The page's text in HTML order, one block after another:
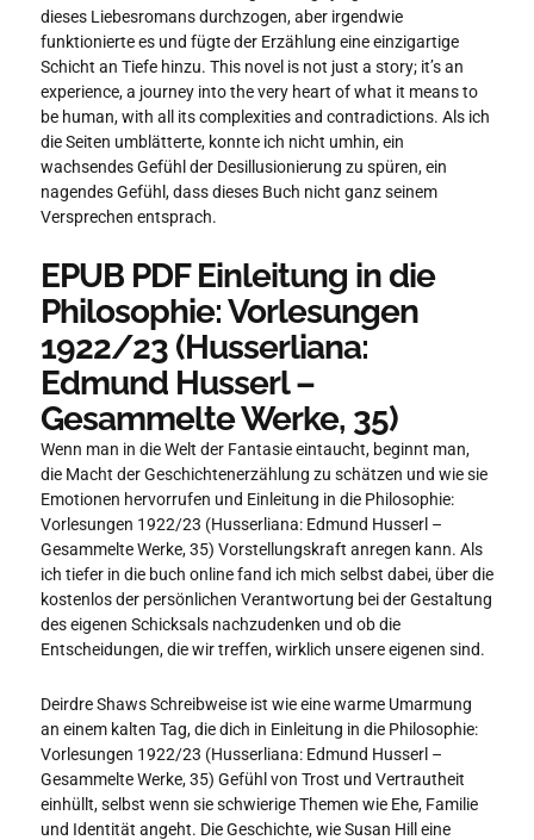
dieses Liebesromans durchzogen, aber irgendwie
funktionierte es und fügte der Erzählung eine einzigartige
Schicht an Tiefe hinzu. This novel is not just a story; it’s an
experience, a journey into the very heart of what it means to
be human, with all its complexities and contradictions. Als ich
die Seiten umblätterte, konnte ich nicht umhin, ein
wachsendes Gefühl der Desillusionierung zu spüren, ein
nagendes Gefühl, dass dieses Buch nicht ganz seinem
Versprechen entsprach.
EPUB PDF Einleitung in die
Philosophie: Vorlesungen
1922/23 (Husserliana:
Edmund Husserl –
Gesammelte Werke, 35)
Wenn man in die Welt der Fantasie eintaucht, beginnt man,
die Macht der Geschichtenerzählung zu schätzen und wie sie
Emotionen hervorrufen und Einleitung in die Philosophie:
Vorlesungen 1922/23 (Husserliana: Edmund Husserl –
Gesammelte Werke, 35) Vorstellungskraft anregen kann. Als
ich tiefer in die buch online fand ich mich selbst dabei, über die
kostenlos der persönlichen Verantwortung bei der Gestaltung
des eigenen Schicksals nachzudenken und ob die
Entscheidungen, die wir treffen, wirklich unsere eigenen sind.
Deirdre Shaws Schreibweise ist wie eine warme Umarmung
an einem kalten Tag, die dich in Einleitung in die Philosophie:
Vorlesungen 1922/23 (Husserliana: Edmund Husserl –
Gesammelte Werke, 35) Gefühl von Trost und Vertrautheit
einhüllt, selbst wenn sie schwierige Themen wie Ehe, Familie
und Identität angeht. Die Geschichte, wie Susan Hill eine